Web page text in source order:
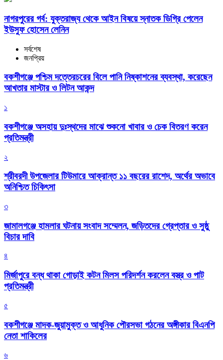
নাগরপুরের গর্ব: যুক্তরাজ্য থেকে আইন বিষয়ে স্নাতক ডিগ্রি পেলেন
ইউসুফ হোসেন লেনিন
সর্বশেষ
জনপ্রিয়
বকশীগঞ্জে পশ্চিম দত্তেরচরের বিলে পানি নিষ্কাশনের ব্যবস্থা, করেছেন
আখতার মাস্টার ও লিটন আকন্দ
১
বকশীগঞ্জে অসহায় দুঃস্থদের মাঝে শুকনো খাবার ও চেক বিতরণ করেন
প্রতিমন্ত্রী
২
শ্রীবরদী উপজেলার টিউমারে আক্রান্ত ১১ বছরের রাশেদ, অর্থের অভাবে
অনিশ্চিত চিকিৎসা
৩
জামালগঞ্জে হামলার ঘটনায় সংবাদ সম্মেলন, জড়িতদের গ্রেপ্তার ও সুষ্ঠু
বিচার দাবি
৪
মির্জাপুরে বন্ধ থাকা গোড়াই কটন মিলস পরিদর্শন করলেন বস্ত্র ও পাট
প্রতিমন্ত্রী
৫
বকশীগঞ্জে মাদক-জুয়ামুক্ত ও আধুনিক পৌরসভা গঠনের অঙ্গীকার বিএনপি
নেতা শাকিলের
৬